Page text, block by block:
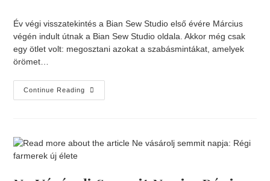
Év végi visszatekintés a Bian Sew Studio első évére Március
végén indult útnak a Bian Sew Studio oldala. Akkor még csak
egy ötlet volt: megosztani azokat a szabásmintákat, amelyek
örömet…
Continue Reading